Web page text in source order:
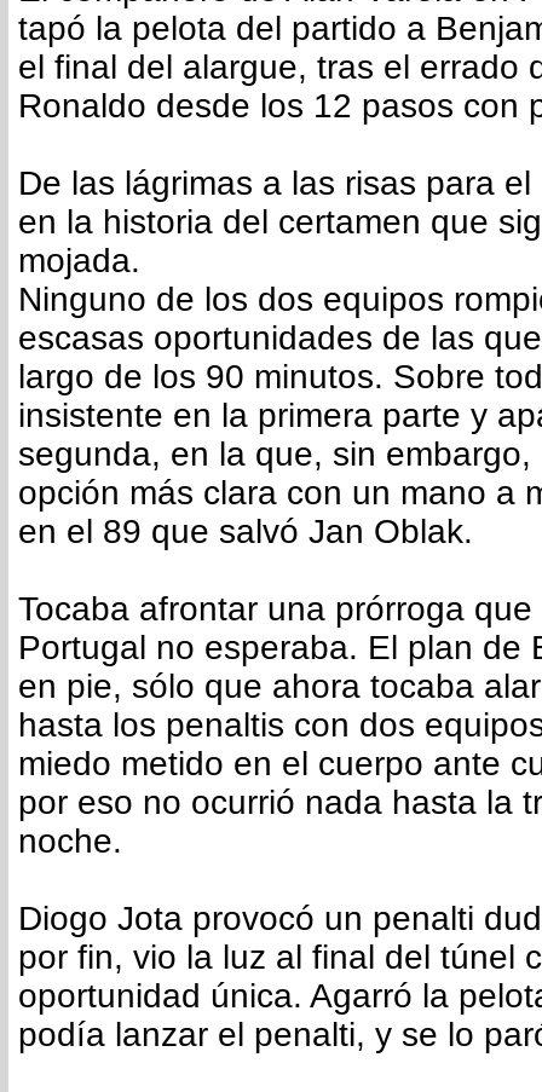
tapó la pelota del partido a
el final del alargue, tras el errado
Ronaldo desde los 12 pasos con
De las lágrimas a las risas para
en la historia del certamen que
mojada.
Ninguno de los dos equipos
escasas oportunidades de las
largo de los 90 minutos. Sobre
insistente en la primera parte y
segunda, en la que, sin
opción más clara con un mano a
en el 89 que salvó Jan Oblak.
Tocaba afrontar una prórroga
Portugal no esperaba. El plan de
en pie, sólo que ahora tocaba
hasta los penaltis con dos
miedo metido en el cuerpo ante
por eso no ocurrió nada hasta la
noche.
Diogo Jota provocó un penalti
por fin, vio la luz al final del túnel
oportunidad única. Agarró la
podía lanzar el penalti, y se lo